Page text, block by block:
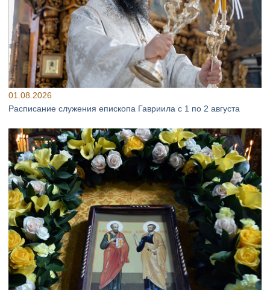
01.08.2026
Расписание служения епископа Гавриила с 1 по 2 августа